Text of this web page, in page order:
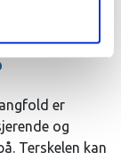
er
og
Terskelen kan